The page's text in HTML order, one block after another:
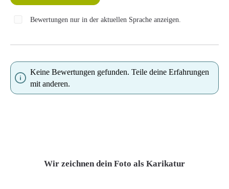
Bewertungen nur in der aktuellen Sprache anzeigen.
Keine Bewertungen gefunden. Teile deine Erfahrungen
mit anderen.
Wir zeichnen dein Foto als Karikatur